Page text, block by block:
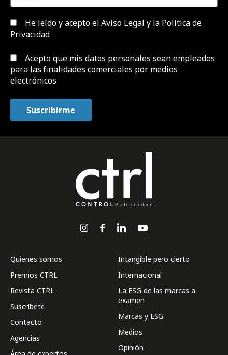
He leído y acepto el Aviso Legal y la Política de
Privacidad
Acepto que mis datos personales sean empleados
para las finalidades comerciales por medios
electrónicos
Quienes somos
Premios CTRL
Revista CTRL
Suscríbete
Contacto
Agencias
Intangible pero cierto
Internacional
La ESG de las marcas a
examen
Marcas y ESG
Medios
Opinión